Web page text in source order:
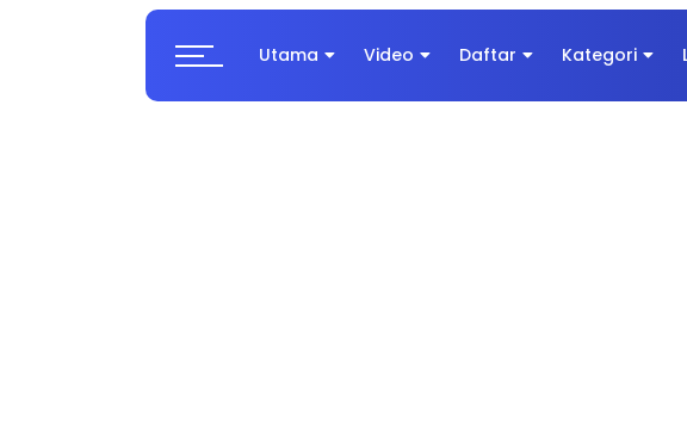
Utama Video Daftar Kategori